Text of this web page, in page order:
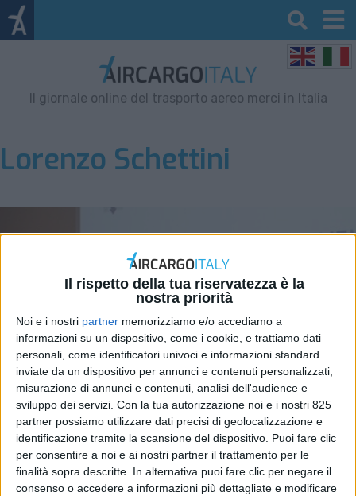
Il rispetto della tua riservatezza è la
nostra priorità
Noi e i nostri partner memorizziamo e/o accediamo a
informazioni su un dispositivo, come i cookie, e trattiamo dati
personali, come identificatori univoci e informazioni standard
inviate da un dispositivo per annunci e contenuti personalizzati,
misurazione di annunci e contenuti, analisi dell'audience e
sviluppo dei servizi. Con la tua autorizzazione noi e i nostri 825
partner possiamo utilizzare dati precisi di geolocalizzazione e
identificazione tramite la scansione del dispositivo. Puoi fare clic
per consentire a noi e ai nostri partner il trattamento per le
finalità sopra descritte. In alternativa puoi fare clic per negare il
consenso o accedere a informazioni più dettagliate e modificare
Il giornale online del trasporto aereo merci in Italia
Lorenzo Schettini